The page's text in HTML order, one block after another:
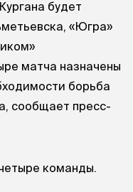
будет
«Югра»
матча назначены
борьба
сообщает пресс-
команды.